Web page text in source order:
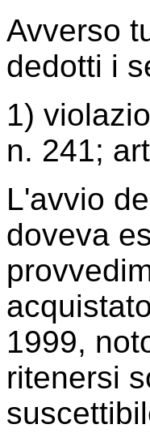
Avverso
dedotti i
1)
n. 241;
L'avvio
doveva
1999,
ritenersi